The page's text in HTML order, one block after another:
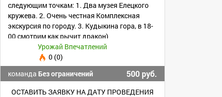
следующим точкам: 1. Два музея Елецкого
кружева. 2. Очень честная Комплексная
экскурсия по городу. 3. Кудыкина гора, в 18-
00 смотрим как рычит дракон)
Урожай Впечатлений
0 (0)
команда Без ограничений 500 руб.
ОСТАВИТЬ ЗАЯВКУ НА ДАТУ ПРОВЕДЕНИЯ